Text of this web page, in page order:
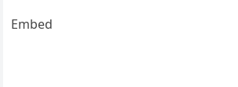
Embed